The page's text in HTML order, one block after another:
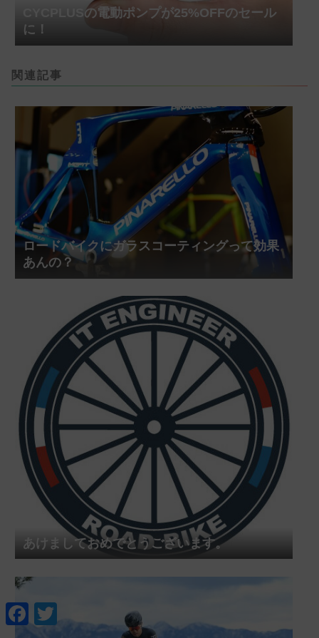
CYCPLUSの電動ポンプが25%OFFのセール
に！
関連記事
ロードバイクにガラスコーティングって効果
あんの？
あけましておめでとうございます。
F